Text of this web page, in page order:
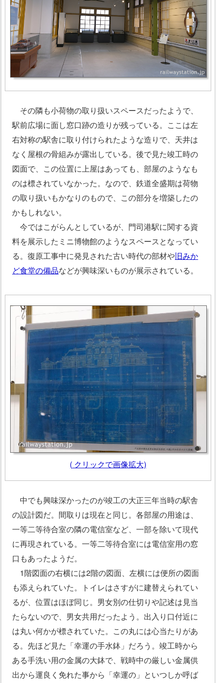
その隣も小荷物の取り扱いスペースだったようで、
駅前広場に面し窓口跡の造りが残っている。ここは左
右対称の駅舎に取り付けられたような造りで、天井は
なく屋根の骨組みが露出している。後で見た竣工時の
図面で、この位置に上屋はあっても、部屋のようなも
のは標されていなかった。なので、鉄道全盛期は荷物
の取り扱いもかなりのもので、この部分を増築したの
かもしれない。
今ではこがらんとしているが、門司港駅に関する資
料を展示したミニ博物館のようなスペースとなってい
る。復原工事中に発見された古い時代の部材や旧みか
ど食堂の備品などが興味深いものが展示されている。
(クリックで画像拡大)
中でも興味深かったのが竣工の大正三年当時の駅舎
の設計図だ。間取りは現在と同じ。各部屋の用途は、
一等二等待合室の隣の電信室など、一部を除いて現代
に再現されている。一等二等待合室には電信室用の窓
口もあったようだ。
1階図面の右横には2階の図面、左横には便所の図面
も添えられていた。トイレはさすがに建替えられてい
るが、位置はほぼ同じ。男女別の仕切りや記述は見当
たらないので、男女共用だったよう。出入り口付近に
は丸い何かが標されていた。この丸には心当たりがあ
る。先ほど見た「幸運の手水鉢」だろう。竣工時から
ある手洗い用の金属の大鉢で、戦時中の厳しい金属供
出から運良く免れた事から「幸運の」といつしか呼ば